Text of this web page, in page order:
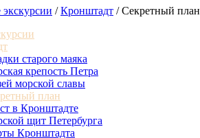
/ Кронштадт / Секретный план
старого маяка
крепость Петра
морской славы
план
в Кронштадте
щит Петербурга
Кронштадта